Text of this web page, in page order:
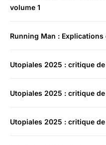
volume 1
Running Man : Explications
Utopiales 2025 : critique
Utopiales 2025 : critique
Utopiales 2025 : critique